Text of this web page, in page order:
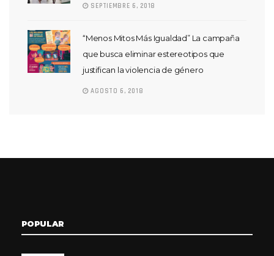
SEPTIEMBRE 6, 2018
“Menos Mitos Más Igualdad” La campaña
que busca eliminar estereotipos que
justifican la violencia de género
AGOSTO 6, 2018
POPULAR